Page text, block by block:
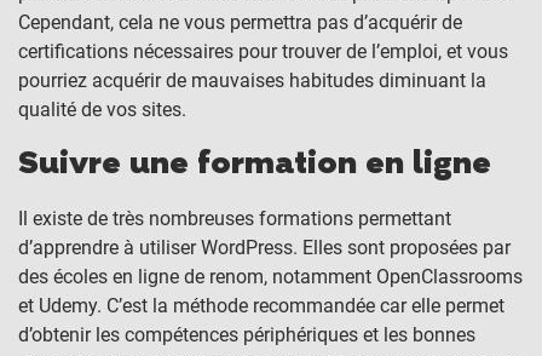
Cependant, cela ne vous permettra pas d’acquérir de
certifications nécessaires pour trouver de l’emploi, et vous
pourriez acquérir de mauvaises habitudes diminuant la
qualité de vos sites.
Suivre une formation en ligne
Il existe de très nombreuses formations permettant
d’apprendre à utiliser WordPress. Elles sont proposées par
des écoles en ligne de renom, notamment OpenClassrooms
et Udemy. C’est la méthode recommandée car elle permet
d’obtenir les compétences périphériques et les bonnes